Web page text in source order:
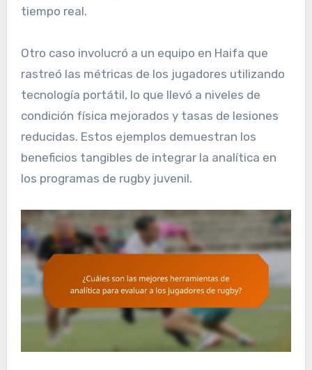
tiempo real.
Otro caso involucró a un equipo en Haifa que
rastreó las métricas de los jugadores utilizando
tecnología portátil, lo que llevó a niveles de
condición física mejorados y tasas de lesiones
reducidas. Estos ejemplos demuestran los
beneficios tangibles de integrar la analítica en
los programas de rugby juvenil.